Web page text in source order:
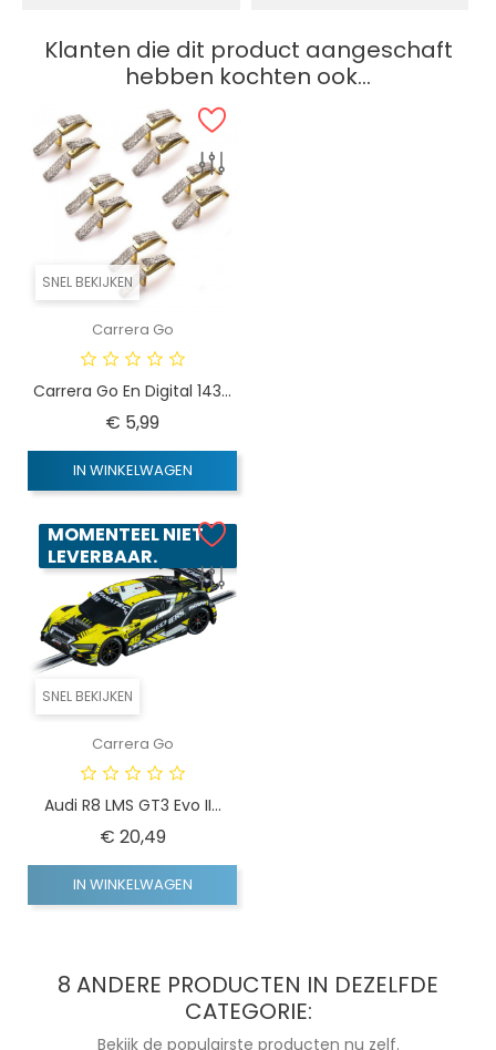
Klanten die dit product aangeschaft
hebben kochten ook...
SNEL BEKIJKEN
Carrera Go
Carrera Go En Digital 143...
€ 5,99Prijs
IN WINKELWAGEN
SNEL BEKIJKEN
MOMENTEEL NIET
LEVERBAAR.
Carrera Go
Audi R8 LMS GT3 Evo II...
€ 20,49Prijs
IN WINKELWAGEN
8 ANDERE PRODUCTEN IN DEZELFDE
CATEGORIE:
Bekijk de populairste producten nu zelf.